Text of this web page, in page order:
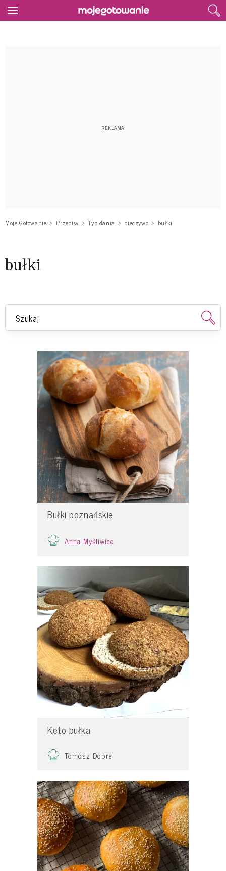
Moje Gotowanie Przepisy Typ dania pieczywo bułki
bułki
Bułki poznańskie
Anna Myśliwiec
Keto bułka
Tomosz Dobre